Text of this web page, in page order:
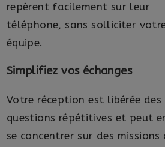
repèrent facilement sur leur
téléphone, sans solliciter
équipe.
Simplifiez vos échanges
Votre réception est libérée des
questions répétitives et peut
se concentrer sur des missions